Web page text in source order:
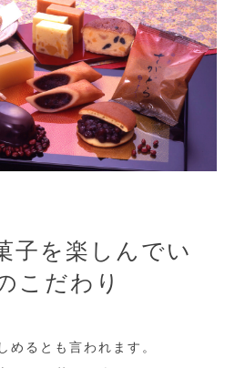
子を楽しんでい
こだわり
めるとも言われます。